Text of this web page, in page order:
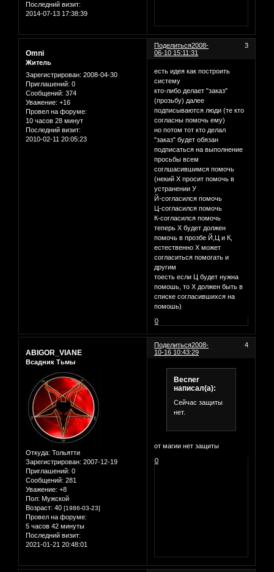
Последний визит:
2014-07-13 17:38:39
Поделиться 3
2008-
06-10 15:11:31
Omni
Житель
Зарегистрирован: 2008-04-30
Приглашений: 0
Сообщений: 374
Уважение: +16
Провел на форуме:
10 часов 28 минут
Последний визит:
2010-02-11 20:05:23
есть идея как построить
систему
кто-либо делает "заказ"
(прозьбу) далее
подписываются люди (те кто
согласны помочь ему)
но потом тот кто делал
"заказ" будет обязан
подписаться на выполнение
просьбы всем
соглшасившимся помочь
(некий Х просит помочь в
устранении У
Й-согласился помочь
Ц-согласился помочь
К-согласился помочь
теперь Х будет должен
помочь в прозбе Й,Ц и К,
естественно Х может
согласиться помогать и
другим
тоесть если Ц будет нужна
помошь, то Х должен быть в
списке согласившихся на
помошь)
0
Поделиться 4
2008-
10-16 10:43:29
ABIGOR_VIANE
Всадник Тьмы
Откуда: Тольятти
Зарегистрирован: 2007-12-19
Приглашений: 0
Сообщений: 281
Уважение: +8
Пол: Мужской
Возраст: 40 [1986-03-23]
Провел на форуме:
5 часов 42 минуты
Последний визит:
2021-01-21 20:48:01
Becner
написал(а):
Сейчас защиты
нет.
от магии нет защиты
0